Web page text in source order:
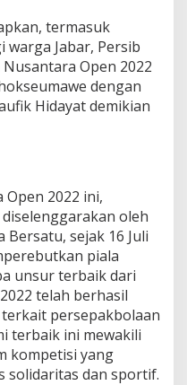
termasuk
Jabar, Persib
Open 2022
dengan
Hidayat demikian
2022 ini,
oleh
Bersatu, sejak 16 Juli
piala
unsur terbaik dari
telah berhasil
persepakbolaan
terbaik ini mewakili
kompetisi yang
solidaritas dan sportif.